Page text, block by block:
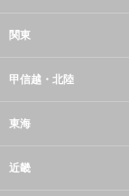
関東
甲信越・北陸
東海
近畿